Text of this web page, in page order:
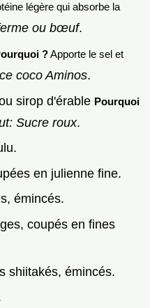
légère qui absorbe la
ou bœuf.
?Apporte le sel et
coco Aminos.
sirop d'érable Pourquoi
Sucre roux.
en julienne fine.
émincés.
coupés en fines
shiitakés, émincés.